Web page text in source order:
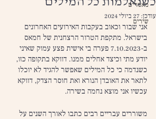
מאמרים
שירים
עודכן: 27 ביולי 2024
אני שבור וכאוב בעקבות האירועים האחרונים
בישראל. מתקפת הטרור הרצחנית של חמאס
ב-7.10.2023 פערה בי אישית פצע עמוק שאיני
יודע מתי וכיצד אחלים ממנו. דווקא בתקופה כזו,
כשנדמה כי כל המילים שאפשר להגיד לא יוכלו
לתאר את האובדן הנורא ואת חוסר הצדק, דווקא
עכשיו אני מוצא נחמה בשירה.
משוררים עבריים רבים כתבו לאורך השנים על